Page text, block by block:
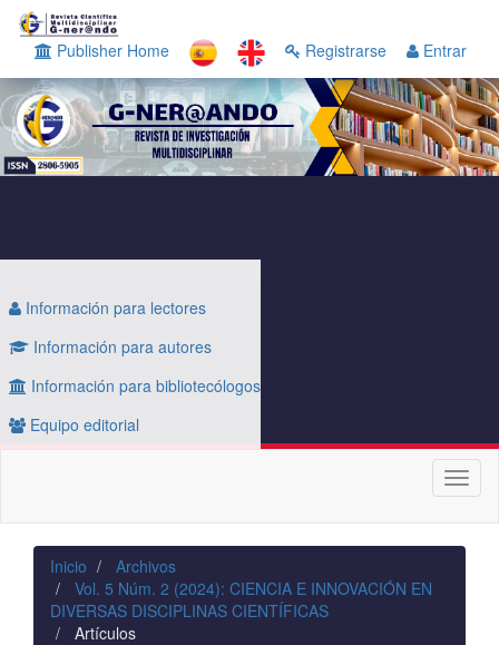
Navegación
principal
Contenido
principal
Barra
lateral
Publisher Home Registrarse Entrar
Información para lectores
Información para autores
Información para bibliotecólogos
Equipo editorial
Inicio
Archivos
Vol. 5 Núm. 2 (2024): CIENCIA E INNOVACIÓN EN
DIVERSAS DISCIPLINAS CIENTÍFICAS
Artículos